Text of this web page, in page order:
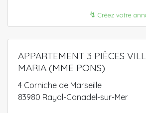
↯ Créez votre
APPARTEMENT 3 PIÈCES
MARIA (MME PONS)
4 Corniche de Marseille
83980 Rayol-Canadel-sur-Mer